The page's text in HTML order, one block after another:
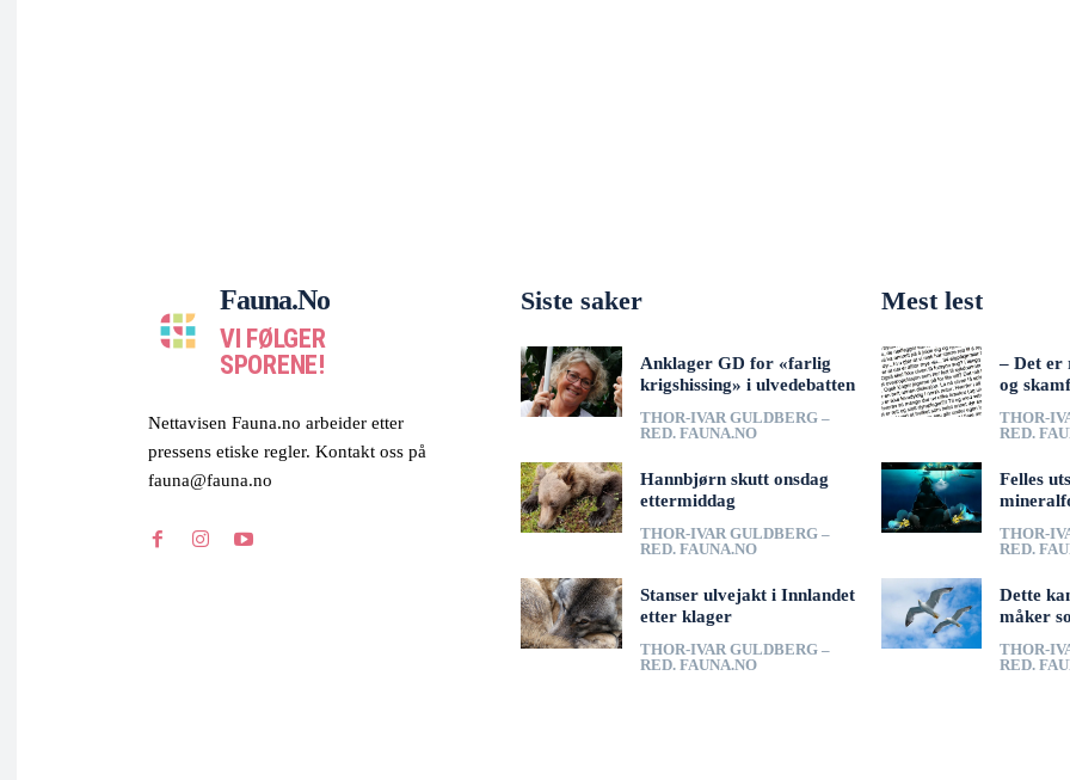
Fauna.no
VI FØLGER
SPORENE!
Nettavisen Fauna.no arbeider etter
pressens etiske regler. Kontakt oss på
fauna@fauna.no
Siste saker
Anklager GD for «farlig
krigshissing» i ulvedebatten
THOR-IVAR GULDBERG –
RED. FAUNA.NO
Hannbjørn skutt onsdag
ettermiddag
THOR-IVAR GULDBERG –
RED. FAUNA.NO
Stanser ulvejakt i Innlandet
etter klager
THOR-IVAR GULDBERG –
RED. FAUNA.NO
Mest lest
– Det er
og
THOR-
RED.
Felles
THOR-
RED.
Dette
måker
THOR-
RED.